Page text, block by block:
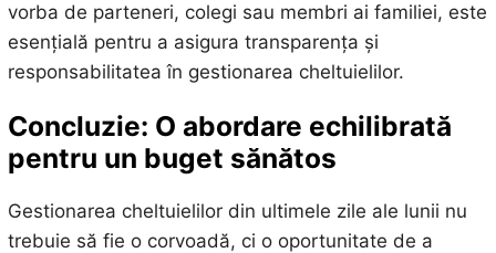
vorba de parteneri, colegi sau membri ai familiei, este
esențială pentru a asigura transparența și
responsabilitatea în gestionarea cheltuielilor.
Concluzie: O abordare echilibrată
pentru un buget sănătos
Gestionarea cheltuielilor din ultimele zile ale lunii nu
trebuie să fie o corvoadă, ci o oportunitate de a